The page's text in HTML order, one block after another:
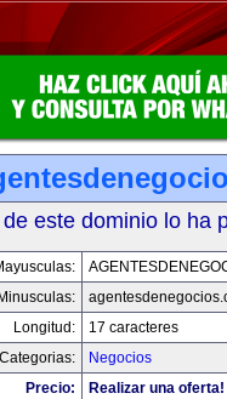
este dominio lo ha
Minusculas:
Longitud:
17 caracteres
Categorias:
Negocios
Precio:
Realizar una oferta!